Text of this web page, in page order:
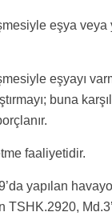
eşya
eşyayı
buna
faaliyetidir.
yapılan
TSHK.2920,